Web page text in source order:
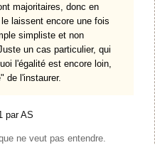
majoritaires, donc en
laissent encore une fois
simpliste et non
un cas particulier, qui
l'égalité est encore loin,
de l'instaurer.
par AS
ne veut pas entendre.